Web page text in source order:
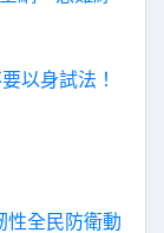
以身試法！
性全民防衛動